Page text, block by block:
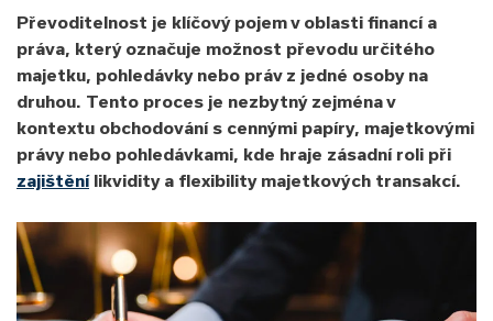
Převoditelnost je klíčový pojem v oblasti financí a
práva, který označuje možnost převodu určitého
majetku, pohledávky nebo práv z jedné osoby na
druhou. Tento proces je nezbytný zejména v
kontextu obchodování s cennými papíry, majetkovými
právy nebo pohledávkami, kde hraje zásadní roli při
zajištěnílikvidity a flexibility majetkových transakcí.